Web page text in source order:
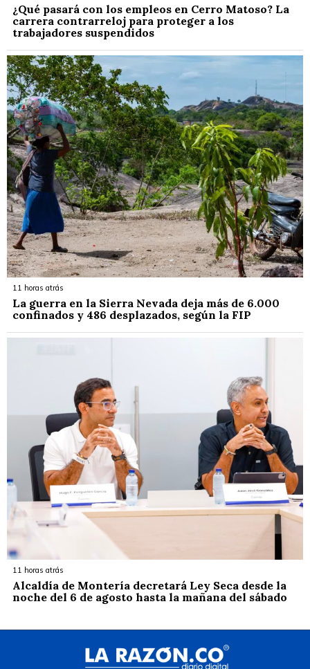
¿Qué pasará con los empleos en Cerro Matoso? La
carrera contrarreloj para proteger a los
trabajadores suspendidos
11 horas atrás
La guerra en la Sierra Nevada deja más de 6.000
confinados y 486 desplazados, según la FIP
11 horas atrás
Alcaldía de Montería decretará Ley Seca desde la
noche del 6 de agosto hasta la mañana del sábado